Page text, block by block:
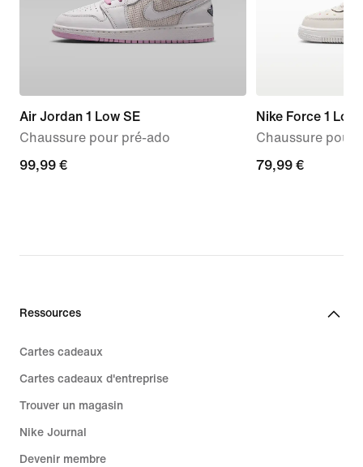
Air Jordan 1 Low SE
Chaussure pour pré-ado
99,99 €
99,99 €
Nike Force 1 Low
Chaussure pour
79,99 €
79,99 €
Ressources
Cartes cadeaux
Cartes cadeaux d'entreprise
Trouver un magasin
Nike Journal
Devenir membre